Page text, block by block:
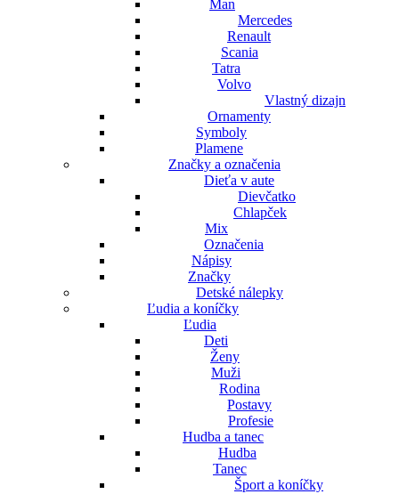
Man
Mercedes
Renault
Scania
Tatra
Volvo
Vlastný dizajn
Ornamenty
Symboly
Plamene
Značky a označenia
Dieťa v aute
Dievčatko
Chlapček
Mix
Označenia
Nápisy
Značky
Detské nálepky
Ľudia a koníčky
Ľudia
Deti
Ženy
Muži
Rodina
Postavy
Profesie
Hudba a tanec
Hudba
Tanec
Šport a koníčky